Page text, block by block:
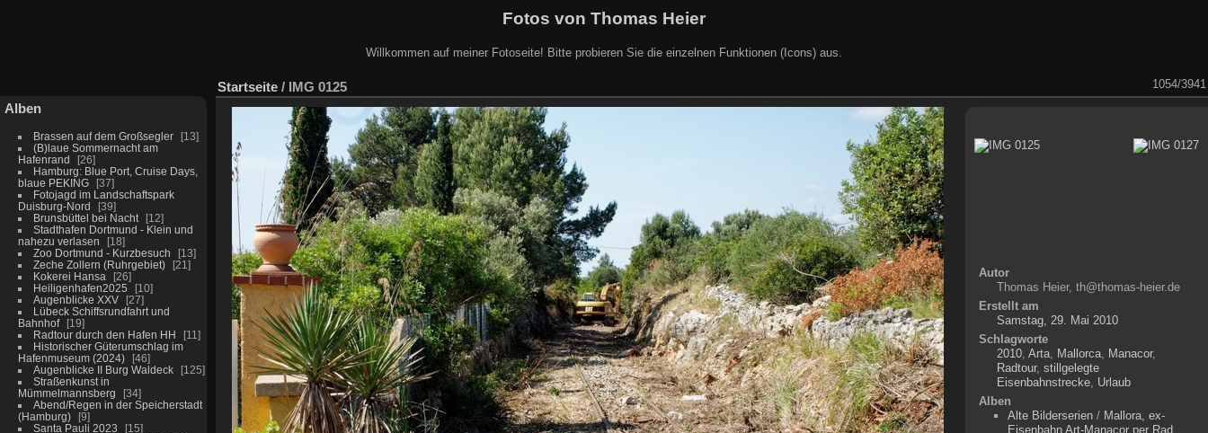
Fotos von Thomas Heier
Willkommen auf meiner Fotoseite! Bitte probieren Sie die einzelnen Funktionen (Icons) aus.
Alben
Brassen auf dem Großsegler
13
(B)laue Sommernacht am
Hafenrand
26
Hamburg: Blue Port, Cruise Days,
blaue PEKING
37
Fotojagd im Landschaftspark
Duisburg-Nord
39
Brunsbüttel bei Nacht
12
Stadthafen Dortmund - Klein und
nahezu verlasen
18
Zoo Dortmund - Kurzbesuch
13
Zeche Zollern (Ruhrgebiet)
21
Kokerei Hansa
26
Heiligenhafen2025
10
Augenblicke XXV
27
Lübeck Schiffsrundfahrt und
Bahnhof
19
Radtour durch den Hafen HH
11
Historischer Güterumschlag im
Hafenmuseum (2024)
46
Augenblicke II Burg Waldeck
125
Straßenkunst in
Mümmelmannsberg
34
Abend/Regen in der Speicherstadt
(Hamburg)
9
Santa Pauli 2023
15
Startseite / IMG 0125 1054/3941
Autor
Thomas Heier, th@thomas-heier.de
Erstellt am
Samstag, 29. Mai 2010
Schlagworte
2010, Arta, Mallorca, Manacor,
Radtour, stillgelegte
Eisenbahnstrecke, Urlaub
Alben
Alte Bilderserien / Mallora, ex-
Eisenbahn Art-Manacor per Rad